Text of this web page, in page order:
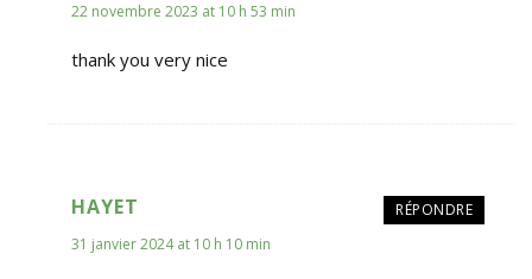
22 novembre 2023 at 10 h 53 min
thank you very nice
RÉPONDRE
HAYET
31 janvier 2024 at 10 h 10 min